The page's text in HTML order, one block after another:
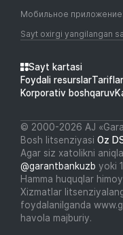
Sayt oxirgi yangilangan
Мобильное приложение:
Sayt kartasi
Foydali resurslar
Korporativ boshqaruv
© 2000-2026 АJ
Bosh litsenziyasi Oz
Agar siz xatolikni
@garantbankuzb yoki
Hamma huquqlar
Xizmatlar
foydalanilganda
havola majburiy.